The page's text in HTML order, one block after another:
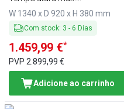
Temperatura: 400 °C
W 1340 x D 920 x H 380 mm
Com stock: 3 - 6 Dias
1.459,99 €*
PVP 2.899,99 €
Adicione ao carrinho